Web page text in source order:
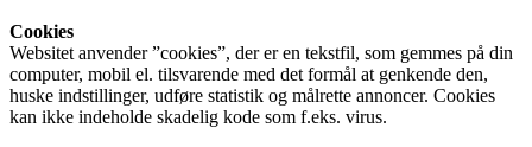
Cookies
Websitet anvender ”cookies”, der er en tekstfil, som gemmes på din
computer, mobil el. tilsvarende med det formål at genkende den,
huske indstillinger, udføre statistik og målrette annoncer. Cookies
kan ikke indeholde skadelig kode som f.eks. virus.